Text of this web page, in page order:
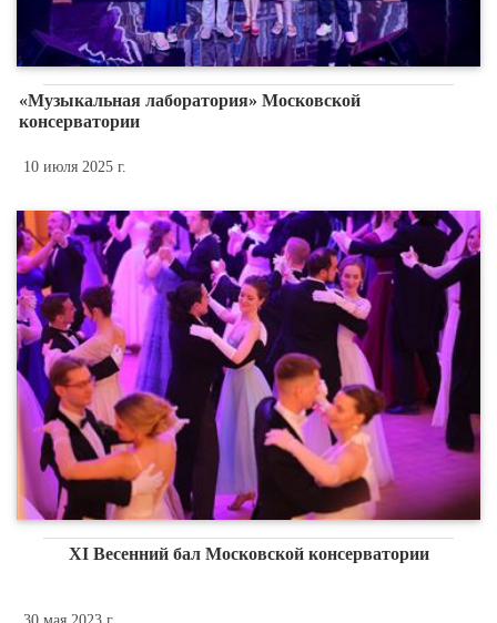
«Музыкальная лаборатория» Московской
консерватории
10 июля 2025 г.
XI Весенний бал Московской консерватории